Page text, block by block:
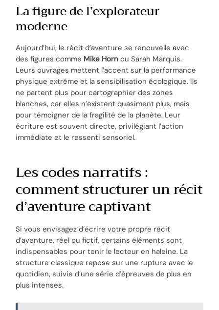
La figure de l’explorateur
moderne
Aujourd’hui, le récit d’aventure se renouvelle avec
des figures comme Mike Horn ou Sarah Marquis.
Leurs ouvrages mettent l’accent sur la performance
physique extrême et la sensibilisation écologique. Ils
ne partent plus pour cartographier des zones
blanches, car elles n’existent quasiment plus, mais
pour témoigner de la fragilité de la planète. Leur
écriture est souvent directe, privilégiant l’action
immédiate et le ressenti sensoriel.
Les codes narratifs :
comment structurer un récit
d’aventure captivant
Si vous envisagez d’écrire votre propre récit
d’aventure, réel ou fictif, certains éléments sont
indispensables pour tenir le lecteur en haleine. La
structure classique repose sur une rupture avec le
quotidien, suivie d’une série d’épreuves de plus en
plus intenses.